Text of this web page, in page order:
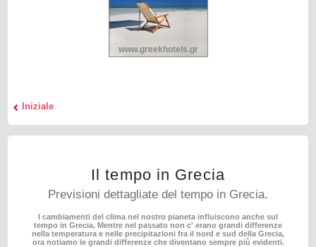
www.greekhotels.gr
Iniziale
Il tempo in Grecia
Previsioni dettagliate del tempo in Grecia.
I cambiamenti del clima nel nostro pianeta influiscono anche sul
tempo in Grecia. Mentre nel passato non c' erano grandi differenze
nella temperatura e nelle precipitazioni fra il nord e sud della Grecia,
ora notiamo le grandi differenze che diventano sempre più evidenti.